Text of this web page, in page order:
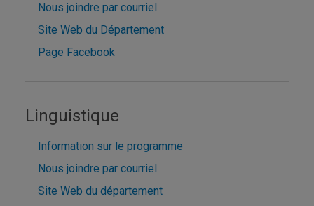
Nous joindre par courriel
Site Web du Département
Page Facebook
Linguistique
Information sur le programme
Nous joindre par courriel
Site Web du département